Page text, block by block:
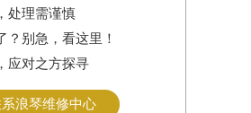
处理需谨慎
？别急，看这里！
应对之方探寻
浪琴维修中心